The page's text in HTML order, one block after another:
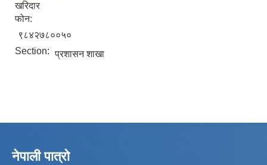
खरिदार
फोन:
९८४२७८००५०
Section: प्रशासन शाखा
नेपाली पात्रो